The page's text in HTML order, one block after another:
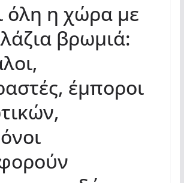
όλη η χώρα με
βρωμιά:
έμποροι